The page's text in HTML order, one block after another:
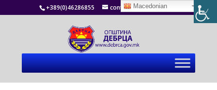
+389(0)46286855 contact@debrca.gov.mk
Macedonian